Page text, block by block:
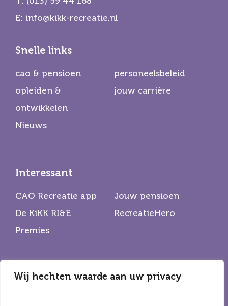
Wij hechten waarde aan uw privacy
E: info@kikk-recreatie.nl
Snelle links
cao & pensioen
personeelsbeleid
opleiden &
ontwikkelen
jouw carrière
Nieuws
Interessant
CAO Recreatie app
Jouw pensioen
De KiKK RI&E
RecreatieHero
Premies
Partners